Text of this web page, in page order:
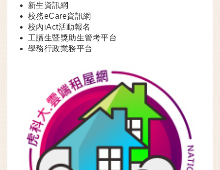
新生資訊網
校務eCare資訊網
校內iAct活動報名
工讀生暨獎助生管考平台
學務行政業務平台